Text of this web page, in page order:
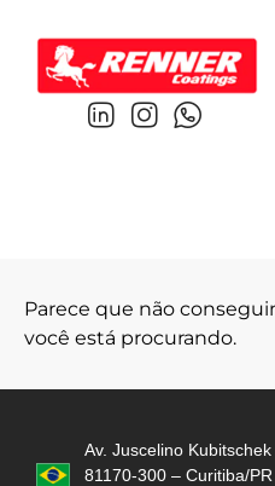
Parece que não
você está procurando.
Av. Juscelino
81170-300 – Curitiba/